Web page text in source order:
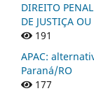
DIREITO
DE JUSTIÇA
191
APAC:
Paraná/RO
177